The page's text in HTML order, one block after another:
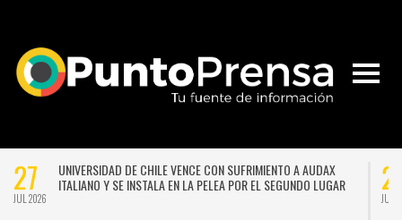
27
JUL 2026
UNIVERSIDAD DE CHILE VENCE CON SUFRIMIENTO A AUDAX
ITALIANO Y SE INSTALA EN LA PELEA POR EL SEGUNDO LUGAR
JUL